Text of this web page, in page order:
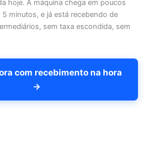
hoje. A máquina chega em poucos
minutos, e já está recebendo de
sem taxa escondida, sem
com recebimento na hora
→